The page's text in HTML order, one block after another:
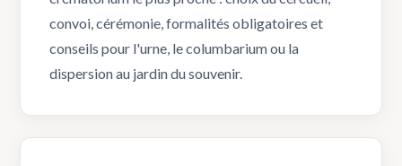
convoi, cérémonie, formalités obligatoires et
conseils pour l'urne, le columbarium ou la
dispersion au jardin du souvenir.